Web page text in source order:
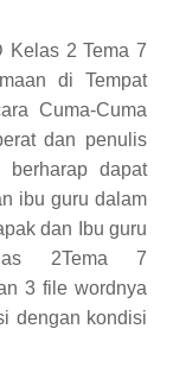
Kelas 2 Tema 7
di Tempat
Cuma-Cuma
dan penulis
dapat
ibu guru dalam
dan Ibu guru
2Tema 7
3 file wordnya
dengan kondisi